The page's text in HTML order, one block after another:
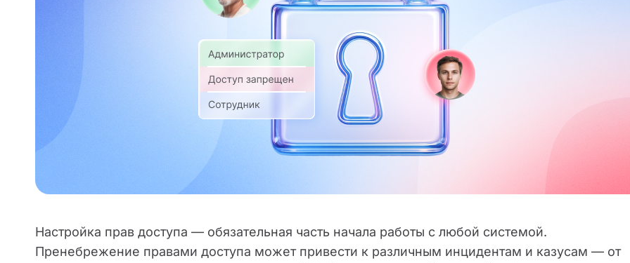
Настройка прав доступа — обязательная часть начала работы с любой системой.
Пренебрежение правами доступа может привести к различным инцидентам и казусам — от